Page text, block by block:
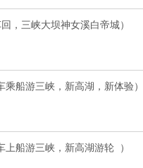
，三峡大坝神女溪白帝城）
船游三峡，新高湖，新体验）
船游三峡，新高湖游轮 ）